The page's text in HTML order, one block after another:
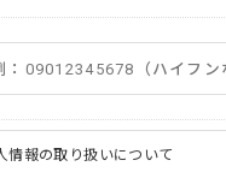
情報の取り扱いについて